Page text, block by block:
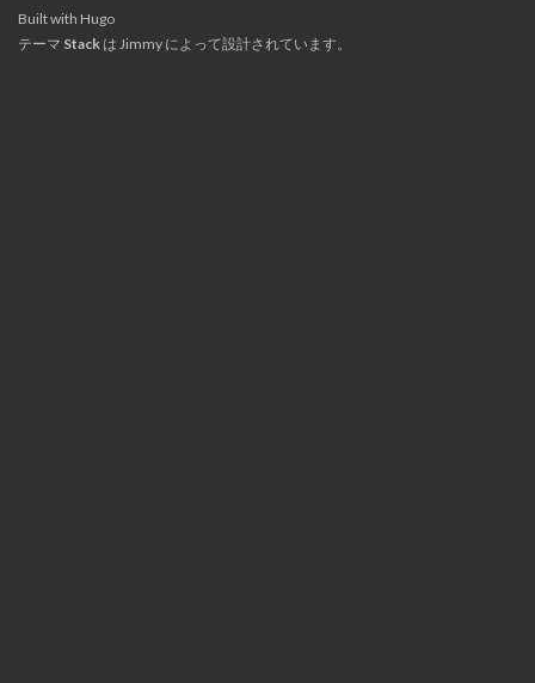
Built with Hugo
テーマ Stack は Jimmy によって設計されています。